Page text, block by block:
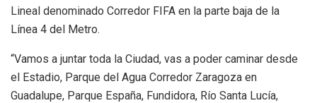
Lineal denominado Corredor FIFA en la parte baja de la
Línea 4 del Metro.
“Vamos a juntar toda la Ciudad, vas a poder caminar desde
el Estadio, Parque del Agua Corredor Zaragoza en
Guadalupe, Parque España, Fundidora, Río Santa Lucía,